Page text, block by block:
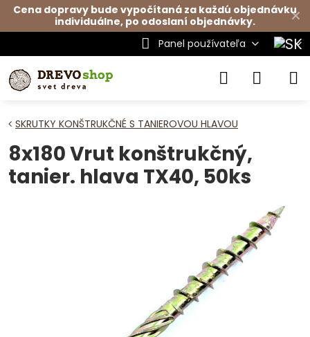
✕
Cena dopravy bude vypočítaná za každú objednávku
individuálne, po odoslaní objednávky.
Panel používateľa
SKRUTKY KONŠTRUKČNÉ S TANIEROVOU HLAVOU
8x180 Vrut konštrukčný,
tanier. hlava TX40, 50ks